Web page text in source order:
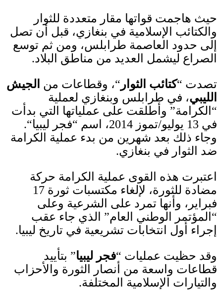
حيث هاجمت قواتها مقار متعددة للثوار
والكتائب الإسلامية في بنغازي، قبل أن تصل
إلى حدود العاصمة طرابلس، ومن ثم توسع
الصراع ليشمل العديد من مناطق البلاد.
تصدت “كتائب الثوار “، وقطاعات من الجيش
الليبي، في طرابلس وبنغازي لعملية
“ الكرامة” وأطلقت على عملياتها التي بدأت
في 13 يوليو/تموز 2014، اسم “فجر ليبيا“.
وجاء ذلك بعد شهرين من بدء عملية الكرامة
ضد الثوار في بنغازي.
اعتبرت هذه القوى عملية الكرامة حركة
مضادة للثورة، لإلغاء مكتسبات ثورة 17
فبراير، وأنها تمرد على الشرعية وعلى
“ المؤتمر الوطني العام”
الذي جاء عقب
إجراء أول انتخابات تشريعية في تاريخ ليبيا.
وقد حظيت عمليات “فجر ليبيا” بتأييد
قطاعات واسعة من أنصار الثورة والأحزاب
والتيارات الإسلامية المختلفة.